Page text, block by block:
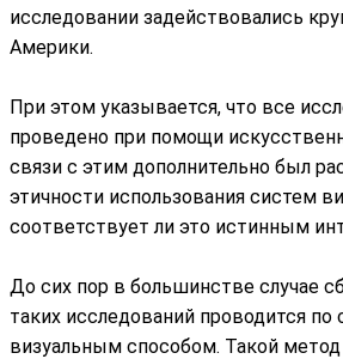
исследовании задействовались
Америки.
При этом указывается, что все
проведено при помощи
связи с этим дополнительно был
этичности использования систем
соответствует ли это истинным
До сих пор в большинстве случае
таких исследований проводится по
визуальным способом. Такой